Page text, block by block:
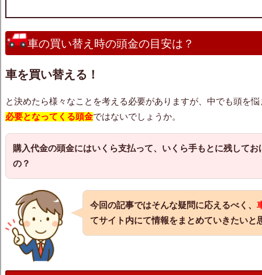
車の買い替え時の頭金の目安は？
車を買い替える！
と決めたら様々なことを考える必要がありますが、中でも頭を
必要となってくる頭金ではないでしょうか。
購入代金の頭金にはいくら支払って、いくら手もとに残してお
の？
今回の記事ではそんな疑問に応えるべく、
てサイト内にて情報をまとめていきたいと